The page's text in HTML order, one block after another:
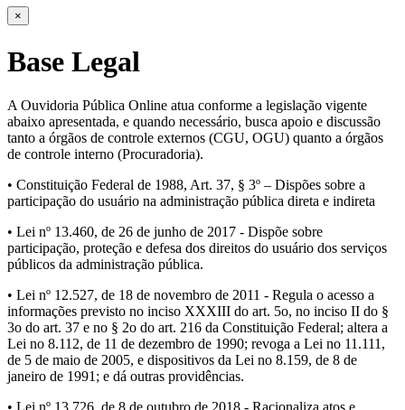
×
Base Legal
A Ouvidoria Pública Online atua conforme a legislação vigente
abaixo apresentada, e quando necessário, busca apoio e discussão
tanto a órgãos de controle externos (CGU, OGU) quanto a órgãos
de controle interno (Procuradoria).
• Constituição Federal de 1988, Art. 37, § 3º – Dispões sobre a
participação do usuário na administração pública direta e indireta
• Lei nº 13.460, de 26 de junho de 2017 - Dispõe sobre
participação, proteção e defesa dos direitos do usuário dos serviços
públicos da administração pública.
• Lei nº 12.527, de 18 de novembro de 2011 - Regula o acesso a
informações previsto no inciso XXXIII do art. 5o, no inciso II do §
3o do art. 37 e no § 2o do art. 216 da Constituição Federal; altera a
Lei no 8.112, de 11 de dezembro de 1990; revoga a Lei no 11.111,
de 5 de maio de 2005, e dispositivos da Lei no 8.159, de 8 de
janeiro de 1991; e dá outras providências.